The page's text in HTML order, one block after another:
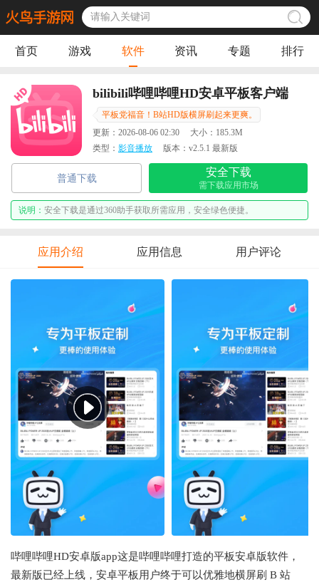
首页 游戏 软件 资讯 专题 排行
bilibili哔哩哔哩HD安卓平板客户端
平板党福音！B站HD版横屏刷起来更爽。
更新： 2026-08-06 02:30 大小： 185.3M
类型： 影音播放 版本： v2.5.1 最新版
普通下载
安全下载
需下载应用市场
说明： 安全下载是通过360助手获取所需应用，安全绿色便捷。
应用介绍 应用信息 用户评论
哔哩哔哩HD安卓版app这是哔哩哔哩打造的平板安卓版软件，
最新版已经上线，安卓平板用户终于可以优雅地横屏刷 B 站